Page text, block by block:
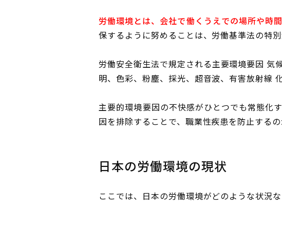
労働環境とは、会社で働くうえでの場所や時
保するように努めることは、労働基準法の特
労働安全衛生法で規定される主要環境要因 気
明、色彩、粉塵、採光、超音波、有害放射線
主要的環境要因の不快感がひとつでも常態化
因を排除することで、職業性疾患を防止するの
日本の労働環境の現状
ここでは、日本の労働環境がどのような状況な